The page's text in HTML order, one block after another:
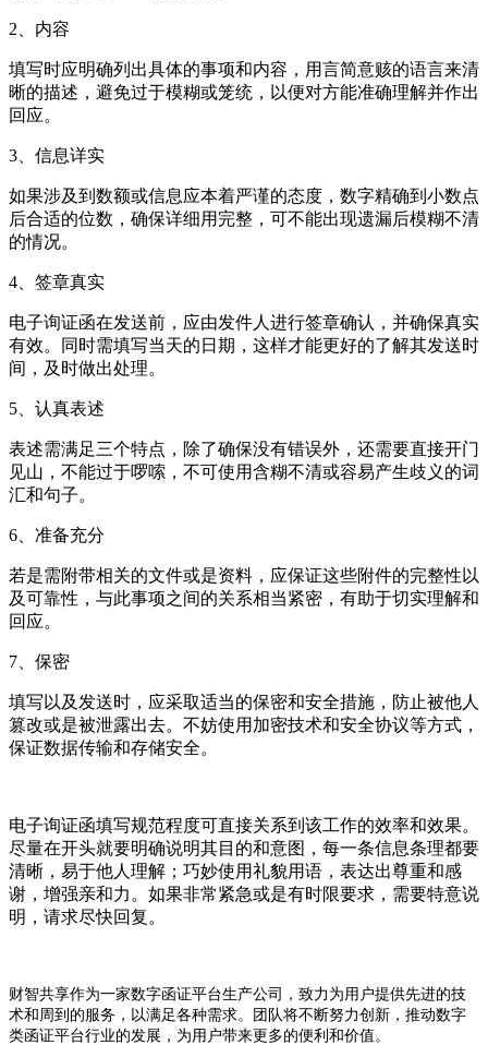
2、内容
填写时应明确列出具体的事项和内容，用言简意赅的语言来清
晰的描述，避免过于模糊或笼统，以便对方能准确理解并作出
回应。
3、信息详实
如果涉及到数额或信息应本着严谨的态度，数字精确到小数点
后合适的位数，确保详细用完整，可不能出现遗漏后模糊不清
的情况。
4、签章真实
电子询证函在发送前，应由发件人进行签章确认，并确保真实
有效。同时需填写当天的日期，这样才能更好的了解其发送时
间，及时做出处理。
5、认真表述
表述需满足三个特点，除了确保没有错误外，还需要直接开门
见山，不能过于啰嗦，不可使用含糊不清或容易产生歧义的词
汇和句子。
6、准备充分
若是需附带相关的文件或是资料，应保证这些附件的完整性以
及可靠性，与此事项之间的关系相当紧密，有助于切实理解和
回应。
7、保密
填写以及发送时，应采取适当的保密和安全措施，防止被他人
篡改或是被泄露出去。不妨使用加密技术和安全协议等方式，
保证数据传输和存储安全。
电子询证函填写规范程度可直接关系到该工作的效率和效果。
尽量在开头就要明确说明其目的和意图，每一条信息条理都要
清晰，易于他人理解；巧妙使用礼貌用语，表达出尊重和感
谢，增强亲和力。如果非常紧急或是有时限要求，需要特意说
明，请求尽快回复。
财智共享作为一家数字函证平台生产公司，致力为用户提供先进的技
术和周到的服务，以满足各种需求。团队将不断努力创新，推动数字
类函证平台行业的发展，为用户带来更多的便利和价值。